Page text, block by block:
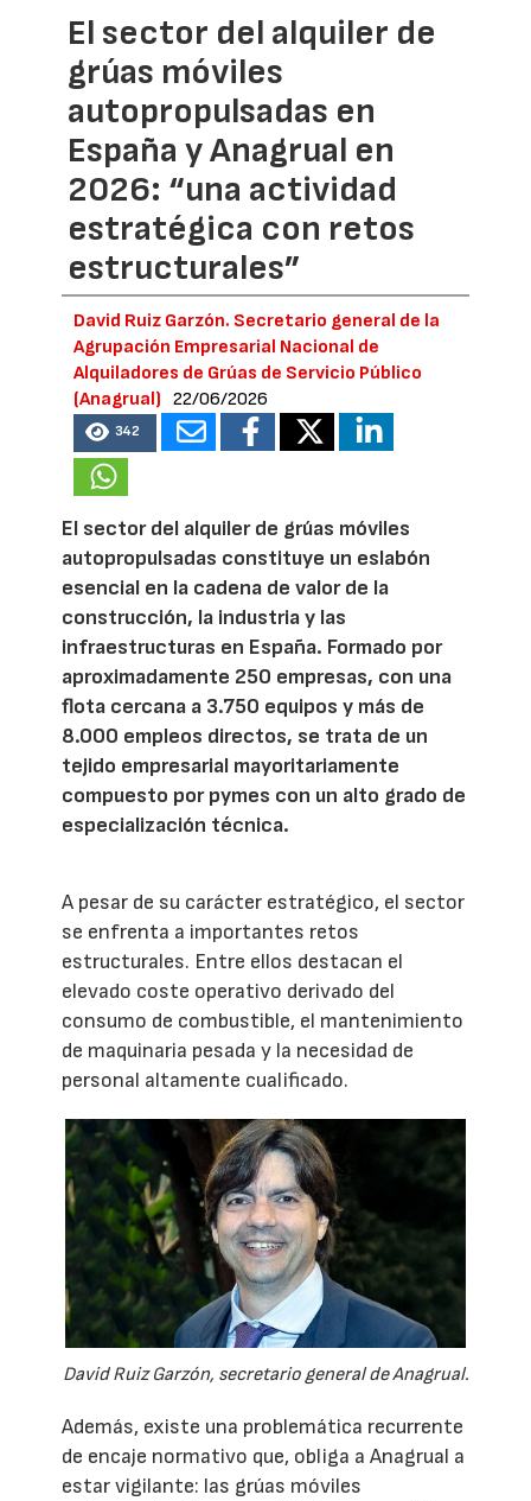
El sector del alquiler de
grúas móviles
autopropulsadas en
España y Anagrual en
2026: “una actividad
estratégica con retos
estructurales”
David Ruiz Garzón. Secretario general de la
Agrupación Empresarial Nacional de
Alquiladores de Grúas de Servicio Público
(Anagrual)
22/06/2026
342
El sector del alquiler de grúas móviles
autopropulsadas constituye un eslabón
esencial en la cadena de valor de la
construcción, la industria y las
infraestructuras en España. Formado por
aproximadamente 250 empresas, con una
flota cercana a 3.750 equipos y más de
8.000 empleos directos, se trata de un
tejido empresarial mayoritariamente
compuesto por pymes con un alto grado de
especialización técnica.
A pesar de su carácter estratégico, el sector
se enfrenta a importantes retos
estructurales. Entre ellos destacan el
elevado coste operativo derivado del
consumo de combustible, el mantenimiento
de maquinaria pesada y la necesidad de
personal altamente cualificado.
David Ruiz Garzón, secretario general de Anagrual.
Además, existe una problemática recurrente
de encaje normativo que, obliga a Anagrual a
estar vigilante: las grúas móviles